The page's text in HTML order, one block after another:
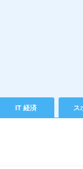
IT 経済 ス